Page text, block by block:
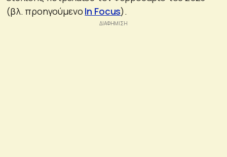
(βλ. προηγούμενο In Focus).